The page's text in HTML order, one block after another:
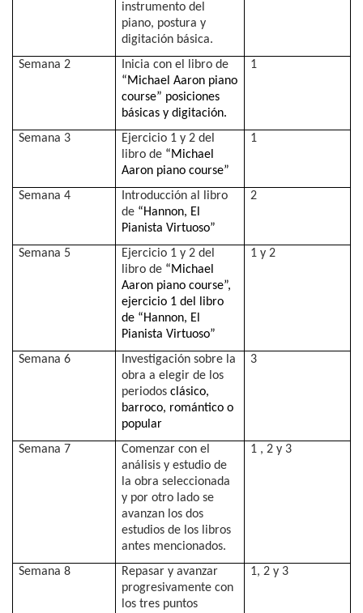
instrumento del
piano, postura y
digitación básica.
Semana 2
Inicia con el libro de
“Michael Aaron piano
course” posiciones
básicas y digitación.
1
Semana 3
Ejercicio 1 y 2 del
libro de “Michael
Aaron piano course”
1
Semana 4
Introducción al libro
de “Hannon, El
Pianista Virtuoso”
2
Semana 5
Ejercicio 1 y 2 del
libro de “Michael
Aaron piano course”,
ejercicio 1 del libro
de “Hannon, El
Pianista Virtuoso”
1 y 2
Semana 6
Investigación sobre la
obra a elegir de los
periodosclásico,
barroco, romántico o
popular
3
Semana 7
Comenzar con el
análisis y estudio de
la obra seleccionada
y por otro lado se
avanzan los dos
estudios de los libros
antes mencionados.
1 , 2 y 3
Semana 8
Repasar y avanzar
progresivamente con
los tres puntos
1, 2 y 3